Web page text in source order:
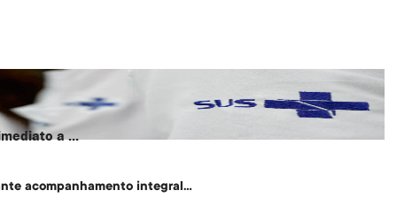
a ...
acompanhamento integral...